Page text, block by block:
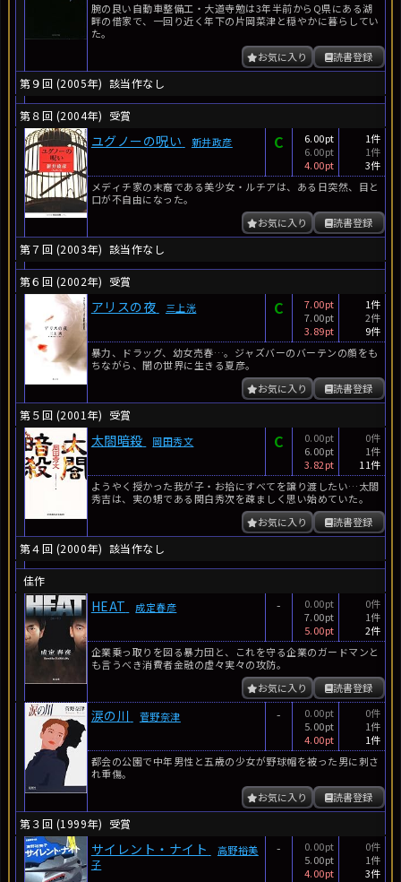
腕の良い自動車整備工・大道寺勉は3年半前からQ県にある湖
畔の借家で、一回り近く年下の片岡菜津と穏やかに暮らしてい
た。
読書登録
お気に入り
第９回 (2005年) 該当作なし
第８回 (2004年) 受賞
ユグノーの呪い 新井政彦 C
6.00pt
6.00pt
4.00pt
1件
1件
3件
メディチ家の末裔である美少女・ルチアは、ある日突然、目と
口が不自由になった。
読書登録
お気に入り
第７回 (2003年) 該当作なし
第６回 (2002年) 受賞
アリスの夜 三上洸 C
7.00pt
7.00pt
3.89pt
1件
2件
9件
暴力、ドラッグ、幼女売春…。ジャズバーのバーテンの顔をも
ちながら、闇の世界に生きる夏彦。
読書登録
お気に入り
第５回 (2001年) 受賞
太閤暗殺 岡田秀文 C
0.00pt
6.00pt
3.82pt
0件
1件
11件
ようやく授かった我が子・お拾にすべてを譲り渡したい…太閤
秀吉は、実の甥である関白秀次を疎ましく思い始めていた。
読書登録
お気に入り
第４回 (2000年) 該当作なし
佳作
HEAT 成定春彦 -
0.00pt
7.00pt
5.00pt
0件
1件
2件
企業乗っ取りを図る暴力団と、これを守る企業のガードマンと
も言うべき消費者金融の虚々実々の攻防。
読書登録
お気に入り
涙の川 菅野奈津 -
0.00pt
5.00pt
4.00pt
0件
1件
1件
都会の公園で中年男性と五歳の少女が野球帽を被った男に刺さ
れ重傷。
読書登録
お気に入り
第３回 (1999年) 受賞
サイレント・ナイト
高野裕美
子
-
0.00pt
5.00pt
4.00pt
0件
1件
3件